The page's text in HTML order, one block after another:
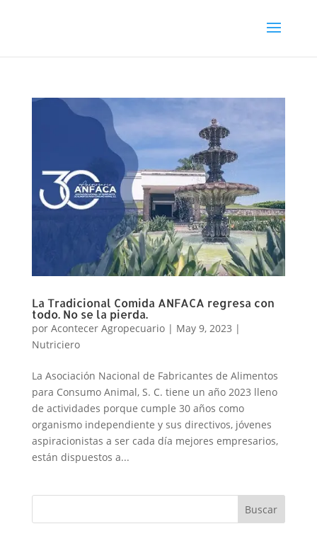
La Tradicional Comida ANFACA regresa con
todo. No se la pierda.
por Acontecer Agropecuario| May 9, 2023 |
Nutriciero
La Asociación Nacional de Fabricantes de Alimentos
para Consumo Animal, S. C. tiene un año 2023 lleno
de actividades porque cumple 30 años como
organismo independiente y sus directivos, jóvenes
aspiracionistas a ser cada día mejores empresarios,
están dispuestos a...
Buscar